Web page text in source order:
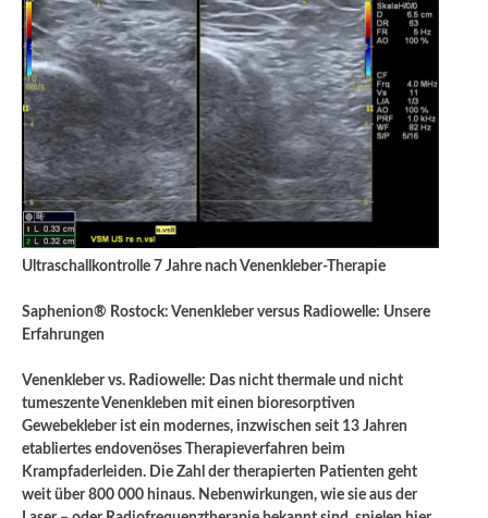
Ultraschallkontrolle 7 Jahre nach Venenkleber-Therapie
Saphenion® Rostock: Venenkleber versus Radiowelle: Unsere
Erfahrungen
Venenkleber vs. Radiowelle: Das nicht thermale und nicht
tumeszente Venenkleben mit einen bioresorptiven
Gewebekleber ist ein modernes, inzwischen seit 13 Jahren
etabliertes endovenöses Therapieverfahren beim
Krampfaderleiden. Die Zahl der therapierten Patienten geht
weit über 800 000 hinaus. Nebenwirkungen, wie sie aus der